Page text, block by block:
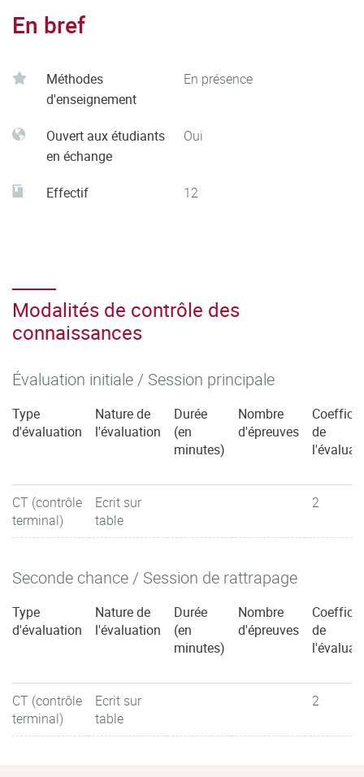
d’échanges de haut niveau, et dans des contextes
compte les enjeux, les problématiques et la complexité
d’une demande ou d’une situation afin de proposer des
solutions adaptées et/ou innovantes en respect des
évolutions de la réglementation
En bref
Méthodes
d'enseignement
En présence
Ouvert aux étudiants
en échange
Oui
Effectif 12
Modalités de contrôle des
connaissances
Évaluation initiale / Session principale
Type
d'évaluation
Nature de
l'évaluation
Durée
(en
minutes)
Nombre
d'épreuves
de
CT (contrôle
terminal)
Ecrit sur
table
2
Seconde chance / Session de rattrapage
Type
d'évaluation
Nature de
l'évaluation
Durée
(en
minutes)
Nombre
d'épreuves
de
CT (contrôle
terminal)
Ecrit sur
table
2